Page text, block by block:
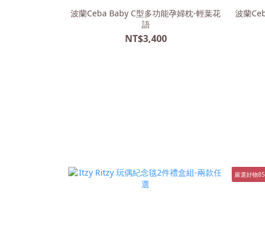
波蘭Ceba Baby C型多功能孕婦枕-輕葉花
語
NT$3,400
波蘭
嚴選好物